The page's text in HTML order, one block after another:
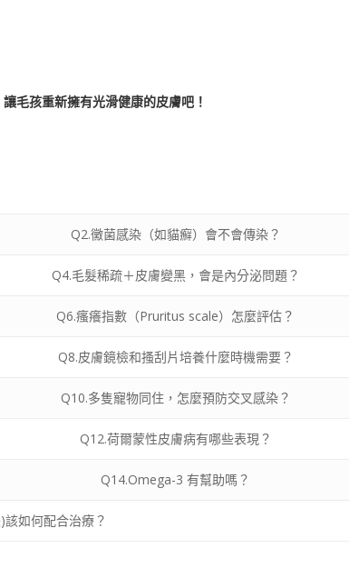
毛孩重新擁有光滑健康的皮膚吧！
Q2.黴菌感染（如貓癬）會不會傳染？
Q4.毛髮稀疏＋皮膚變黑，會是內分泌問題？
Q6.瘙癢指數（Pruritus scale）怎麼評估？
Q8.皮膚鏡檢和搔刮片培養什麼時機需要？
Q10.多隻寵物同住，怎麼預防交叉感染？
Q12.荷爾蒙性皮膚病有哪些表現？
Q14.Omega-3 有幫助嗎？
如何配合治療？